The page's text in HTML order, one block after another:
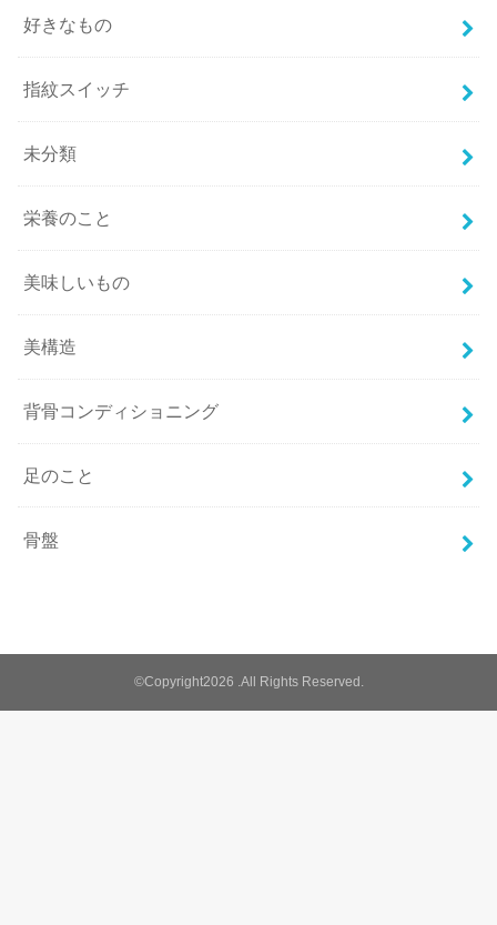
好きなもの
指紋スイッチ
未分類
栄養のこと
美味しいもの
美構造
背骨コンディショニング
足のこと
骨盤
©Copyright2026 .All Rights Reserved.